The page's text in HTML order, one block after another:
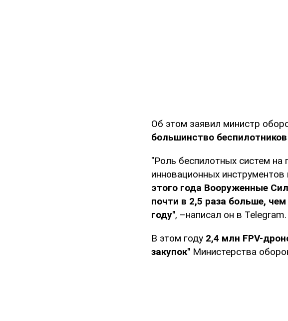
Об этом заявил министр
большинство
"Роль беспилотных систем на
инновационных
этого года Вооруженные
почти в 2,5 раза больше,
году", –написал он в Telegram.
В этом году 2,4 млн FPV-
закупок" Министерства